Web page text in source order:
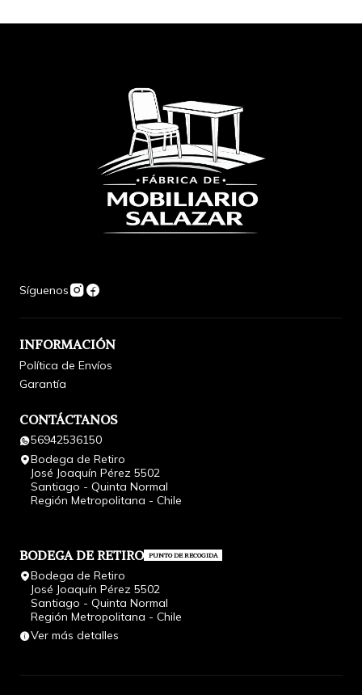
Síguenos
INFORMACIÓN
Política de Envíos
Garantía
CONTÁCTANOS
56942536150
Bodega de Retiro
José Joaquín Pérez 5502
Santiago - Quinta Normal
Región Metropolitana - Chile
BODEGA DE RETIRO PUNTO DE RECOGIDA
Bodega de Retiro
José Joaquín Pérez 5502
Santiago - Quinta Normal
Región Metropolitana - Chile
Ver más detalles